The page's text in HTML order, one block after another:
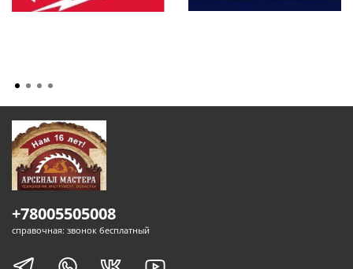
+78005505008
справочная: звонок бесплатный